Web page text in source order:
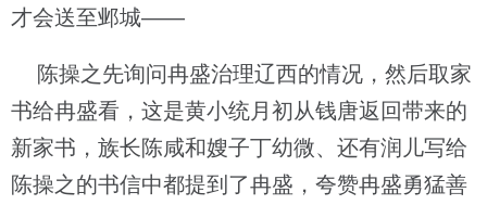
才会送至邺城——
陈操之先询问冉盛治理辽西的情况，然后取家
书给冉盛看，这是黄小统月初从钱唐返回带来的
新家书，族长陈咸和嫂子丁幼微、还有润儿写给
陈操之的书信中都提到了冉盛，夸赞冉盛勇猛善